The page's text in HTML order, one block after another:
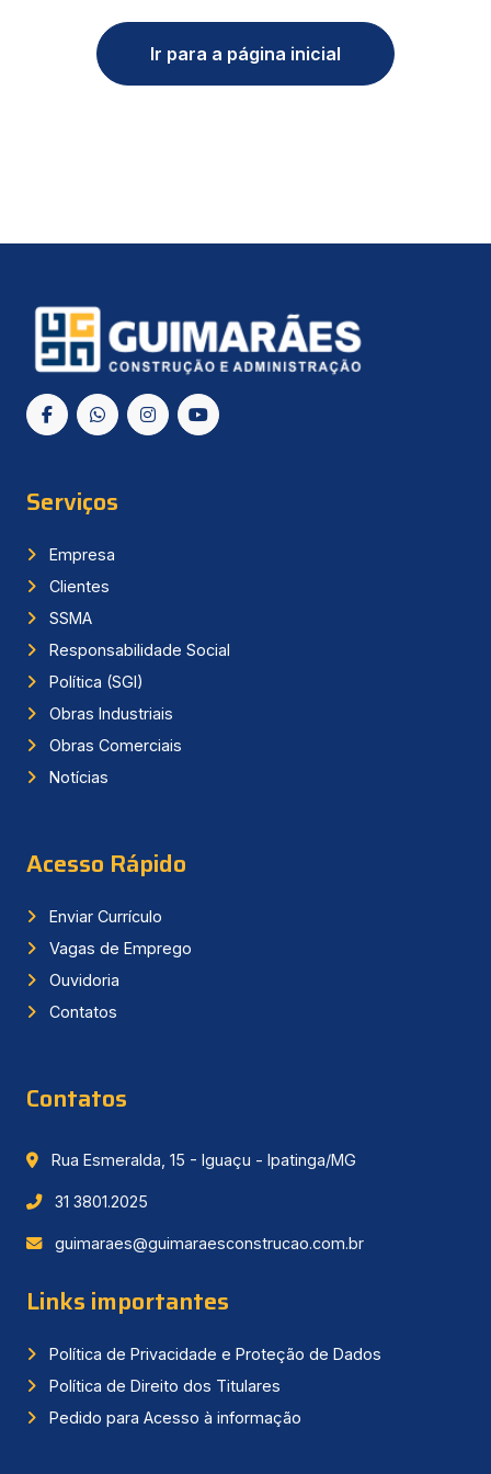
Ir para a página inicial
Serviços
Empresa
Clientes
SSMA
Responsabilidade Social
Política (SGI)
Obras Industriais
Obras Comerciais
Notícias
Acesso Rápido
Enviar Currículo
Vagas de Emprego
Ouvidoria
Contatos
Contatos
Rua Esmeralda, 15 - Iguaçu - Ipatinga/MG
31 3801.2025
guimaraes@guimaraesconstrucao.com.br
Links importantes
Política de Privacidade e Proteção de Dados
Política de Direito dos Titulares
Pedido para Acesso à informação